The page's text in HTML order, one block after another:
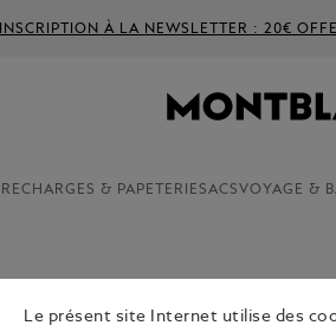
INSCRIPTION À LA NEWSLETTER : 20€
RECHARGES & PAPETERIESACSVOYAGE &
Le présent site Internet utilise des